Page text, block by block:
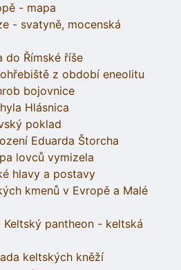
- mapa
- svatyně, mocenská
do Římské říše
z období eneolitu
bojovnice
Hlásnica
poklad
Eduarda Štorcha
lovců vymizela
hlavy a postavy
kmenů v Evropě a Malé
Keltský pantheon - keltská
keltských kněží